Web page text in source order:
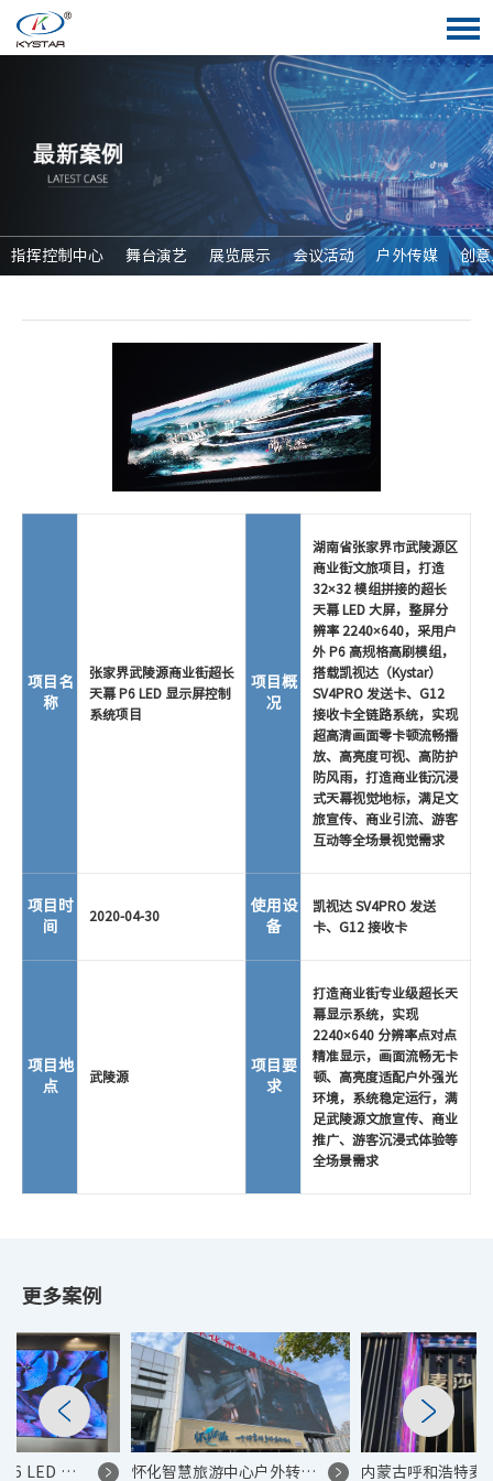
指挥控制中心 舞台演艺 展览展示 会议活动 户外传媒 创
项目名
称
张家界武陵源商业街超长
天幕 P6 LED 显示屏控制
系统项目
项目概
况
湖南省张家界市武陵源区
商业街文旅项目，打造
32×32 模组拼接的超长
天幕 LED 大屏，整屏分
辨率 2240×640，采用户
外 P6 高规格高刷模组，
搭载凯视达（Kystar）
SV4PRO 发送卡、G12
接收卡全链路系统，实现
超高清画面零卡顿流畅播
放、高亮度可视、高防护
防风雨，打造商业街沉浸
式天幕视觉地标，满足文
旅宣传、商业引流、游客
互动等全场景视觉需求
项目时
间
2020-04-30
使用设
备
凯视达 SV4PRO 发送
卡、G12 接收卡
项目地
点
武陵源
项目要
求
打造商业街专业级超长天
幕显示系统，实现
2240×640 分辨率点对点
精准显示，画面流畅无卡
顿、高亮度适配户外强光
环境，系统稳定运行，满
足武陵源文旅宣传、商业
推广、游客沉浸式体验等
全场景需求
更多案例
怀化智慧旅游中心户外转角 P2.5 LED 显示屏控制系统项目 内蒙古呼和浩特麦莎 KTV 户外 P5 异形 LED 显示屏控制系统项目